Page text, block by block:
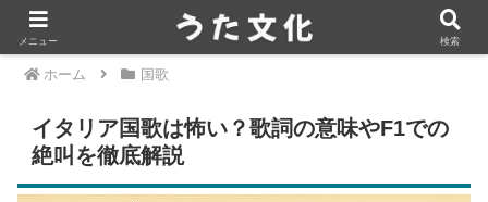
ホーム 国歌
イタリア国歌は怖い？歌詞の意味やF1での
絶叫を徹底解説
メニュー 検索